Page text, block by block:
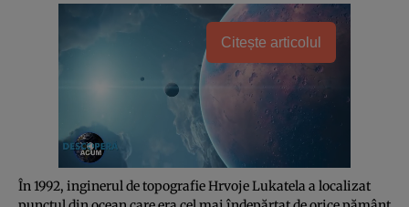
Citește articolul
În 1992, inginerul de topografie Hrvoje Lukatela a localizat